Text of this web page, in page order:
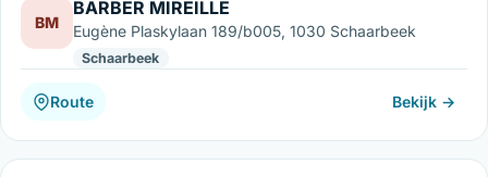
BM
BARBER MIREILLE
Eugène Plaskylaan 189/b005, 1030 Schaarbeek
Schaarbeek
Route Bekijk →